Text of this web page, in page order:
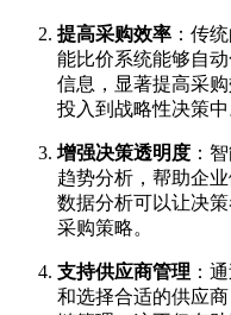
提高采购效率 ：传
能比价系统能够自
信息，显著提高采
投入到战略性决策中
增强决策透明度 ：
趋势分析，帮助企
数据分析可以让决
采购策略。
支持供应商管理 ：
和选择合适的供应